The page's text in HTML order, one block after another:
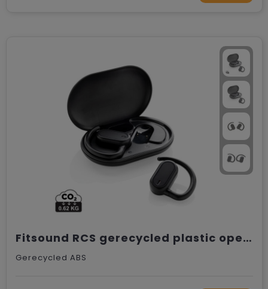
Fitsound RCS gerecycled plastic open ear TWS-oordopjes
Gerecycled ABS